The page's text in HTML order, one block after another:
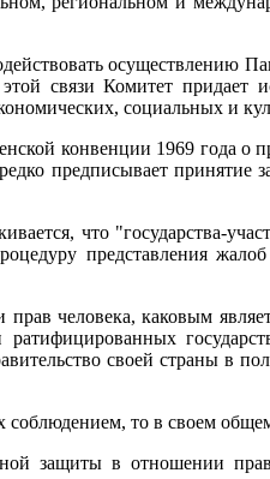
осуществлению
связи Комитет придает
социальных и
конвенции 1969 года
предписывает принятие
что "государства-
представления
человека, каковым
своей
соблюдением, то в своем
защиты в отношении